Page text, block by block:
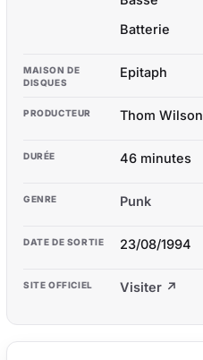
Batterie
MAISON DE
DISQUES
Epitaph
PRODUCTEUR Thom Wilson
DURÉE 46 minutes
GENRE Punk
DATE DE SORTIE 23/08/1994
SITE OFFICIEL Visiter ↗